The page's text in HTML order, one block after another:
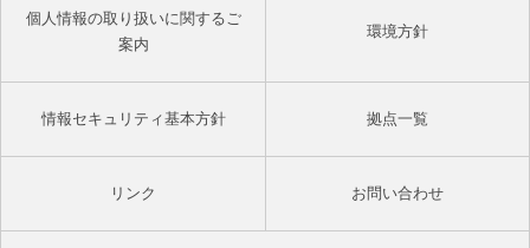
個人情報の取り扱いに関するご
案内
環境方針
情報セキュリティ基本方針 拠点一覧
リンク お問い合わせ